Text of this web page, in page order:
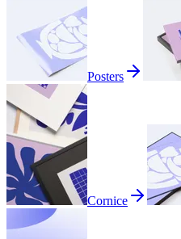
Posters
Cornice